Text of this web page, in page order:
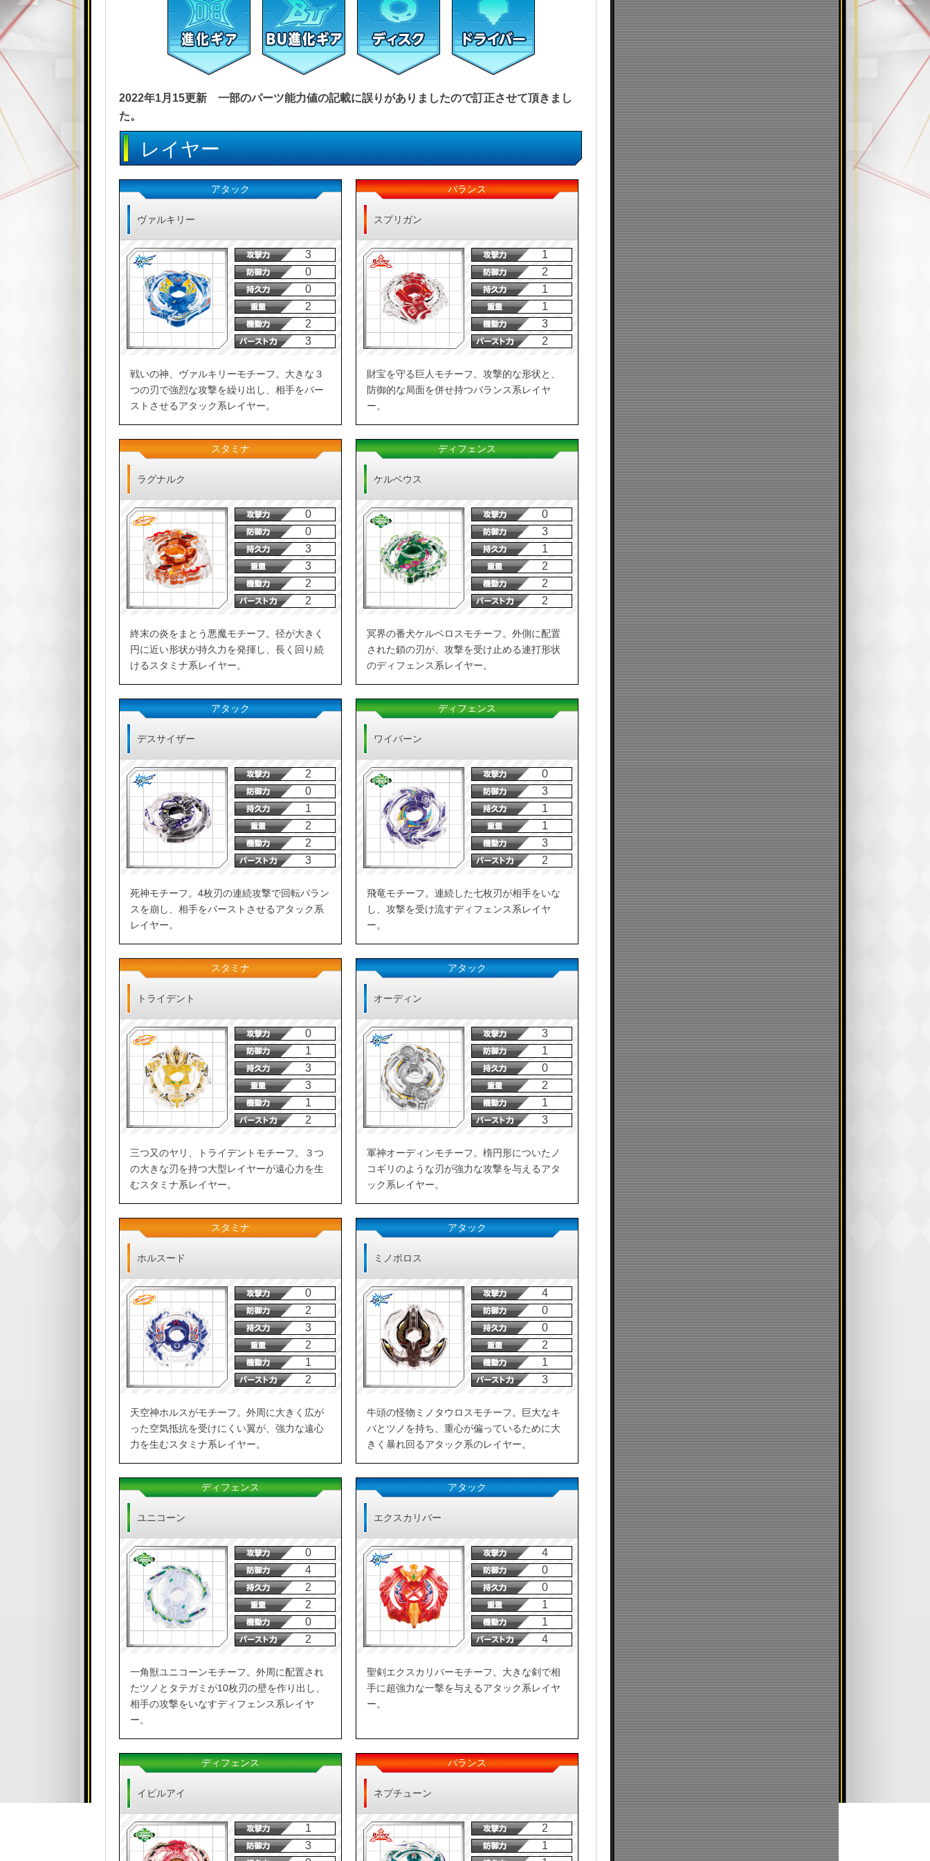
2022年1月15更新 一部のパーツ能力値の記載に誤りがありましたので訂正させて頂きまし
た。
レイヤー
アタック
ヴァルキリー
3
0
0
2
2
3
戦いの神、ヴァルキリーモチーフ。大きな３
つの刃で強烈な攻撃を繰り出し、相手をバー
ストさせるアタック系レイヤー。
バランス
スプリガン
1
2
1
1
3
2
財宝を守る巨人モチーフ。攻撃的な形状と、
防御的な局面を併せ持つバランス系レイヤ
ー。
スタミナ
ラグナルク
0
0
3
3
2
2
終末の炎をまとう悪魔モチーフ。径が大きく
円に近い形状が持久力を発揮し、長く回り続
けるスタミナ系レイヤー。
ディフェンス
ケルベウス
0
3
1
2
2
2
冥界の番犬ケルベロスモチーフ。外側に配置
された鎖の刃が、攻撃を受け止める連打形状
のディフェンス系レイヤー。
アタック
デスサイザー
2
0
1
2
2
3
死神モチーフ。4枚刃の連続攻撃で回転バラン
スを崩し、相手をバーストさせるアタック系
レイヤー。
ディフェンス
ワイバーン
0
3
1
1
3
2
飛竜モチーフ。連続した七枚刃が相手をいな
し、攻撃を受け流すディフェンス系レイヤ
ー。
スタミナ
トライデント
0
1
3
3
1
2
三つ又のヤリ、トライデントモチーフ。３つ
の大きな刃を持つ大型レイヤーが遠心力を生
むスタミナ系レイヤー。
アタック
オーディン
3
1
0
2
1
3
軍神オーディンモチーフ。楕円形についたノ
コギリのような刃が強力な攻撃を与えるアタ
ック系レイヤー。
スタミナ
ホルスード
0
2
3
2
1
2
天空神ホルスがモチーフ。外周に大きく広が
った空気抵抗を受けにくい翼が、強力な遠心
力を生むスタミナ系レイヤー。
アタック
ミノボロス
4
0
0
2
1
3
牛頭の怪物ミノタウロスモチーフ。巨大なキ
バとツノを持ち、重心が偏っているために大
きく暴れ回るアタック系のレイヤー。
ディフェンス
ユニコーン
0
4
2
2
0
2
一角獣ユニコーンモチーフ。外周に配置され
たツノとタテガミが10枚刃の壁を作り出し、
相手の攻撃をいなすディフェンス系レイヤ
ー。
アタック
エクスカリバー
4
0
0
1
1
4
聖剣エクスカリバーモチーフ。大きな剣で相
手に超強力な一撃を与えるアタック系レイヤ
ー。
ディフェンス
イビルアイ
1
3
バランス
ネプチューン
2
1